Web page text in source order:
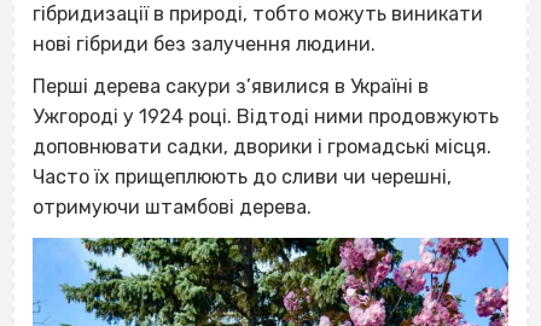
гібридизації в природі, тобто можуть виникати
нові гібриди без залучення людини.
Перші дерева сакури з’явилися в Україні в
Ужгороді у 1924 році. Відтоді ними продовжують
доповнювати садки, дворики і громадські місця.
Часто їх прищеплюють до сливи чи черешні,
отримуючи штамбові дерева.